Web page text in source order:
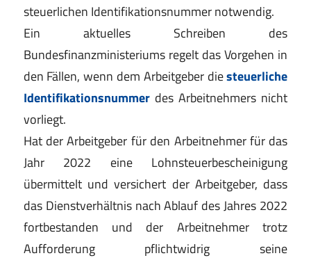
steuerlichen Identifikationsnummer notwendig.
Ein aktuelles Schreiben des
Bundesfinanzministeriums regelt das Vorgehen in
den Fällen, wenn dem Arbeitgeber diesteuerliche
Identifikationsnummerdes Arbeitnehmers nicht
vorliegt.
Hat der Arbeitgeber für den Arbeitnehmer für das
Jahr 2022 eine Lohnsteuerbescheinigung
übermittelt und versichert der Arbeitgeber, dass
das Dienstverhältnis nach Ablauf des Jahres 2022
fortbestanden und der Arbeitnehmer trotz
Aufforderung pflichtwidrig seine